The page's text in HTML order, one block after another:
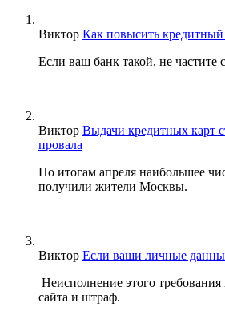
Виктор Как повысить
Если ваш банк такой, не частите
Виктор Выдачи кредитных карт
провала
По итогам апреля наибольшее
получили жители Москвы.
Виктор Если ваши личные
Неисполнение этого требования
сайта и штраф.